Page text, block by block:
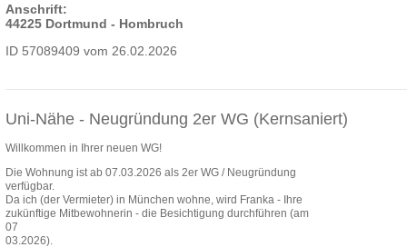
Anschrift:
44225 Dortmund - Hombruch
ID 57089409 vom 26.02.2026
Uni-Nähe - Neugründung 2er WG (Kernsaniert)
Willkommen in Ihrer neuen WG!
Die Wohnung ist ab 07.03.2026 als 2er WG / Neugründung
verfügbar.
Da ich (der Vermieter) in München wohne, wird Franka - Ihre
zukünftige Mitbewohnerin - die Besichtigung durchführen (am
07
03.2026).